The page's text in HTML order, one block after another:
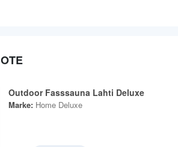
Outdoor Fasssauna Lahti Deluxe
Marke: Home Deluxe